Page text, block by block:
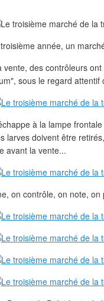
année, un
vente, des contrôleurs
sous le regard attentif
à la lampe
larves doivent être
avant la vente...
on contrôle, on note,